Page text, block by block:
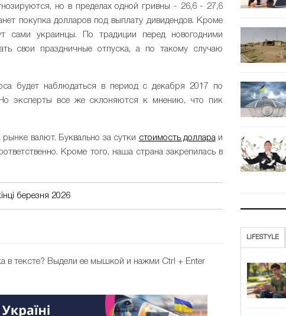
но в пределах одной гривны - 26,6 - 27,6
покупка долларов под выплату дивидендов. Кроме
сами украинцы. По традиции перед новогодними
свои праздничные отпуска, а по такому случаю
будет наблюдаться в период с декабря 2017 по
эксперты все же склоняются к мнению, что пик
валют. Буквально за сутки стоимость доллараи
Кроме того, наша страна закрепилась в
березня 2026
в тексте? Выдели ее мышкой и нажми Ctrl + Enter
LIFESTYLE